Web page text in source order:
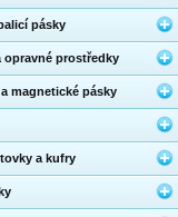
pásky
opravné prostředky
magnetické pásky
a kufry